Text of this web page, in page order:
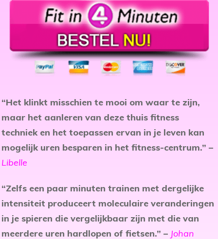
“Het klinkt misschien te mooi om waar te zijn,
maar het aanleren van deze thuis fitness
techniek en het toepassen ervan in je leven kan
mogelijk uren besparen in het fitness-centrum.” –
Libelle
“Zelfs een paar minuten trainen met dergelijke
intensiteit produceert moleculaire veranderingen
in je spieren die vergelijkbaar zijn met die van
meerdere uren hardlopen of fietsen.” – Johan